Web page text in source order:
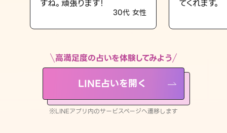
LINE占いを開く
※LINEアプリ内のサービスページへ遷移します
すね。頑張ります！
30代 女性
てくれます。
高満足度の占いを体験してみよう
LINE占いを開く
※LINEアプリ内のサービスページへ遷移します